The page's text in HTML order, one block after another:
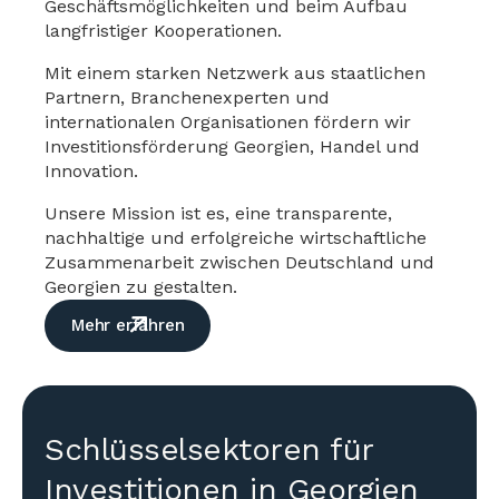
Geschäftsmöglichkeiten und beim Aufbau
langfristiger Kooperationen.
Mit einem starken Netzwerk aus staatlichen
Partnern, Branchenexperten und
internationalen Organisationen fördern wir
Investitionsförderung Georgien, Handel und
Innovation.
Unsere Mission ist es, eine transparente,
nachhaltige und erfolgreiche wirtschaftliche
Zusammenarbeit zwischen Deutschland und
Georgien zu gestalten.
Mehr erfahren
Schlüsselsektoren für
Investitionen in Georgien